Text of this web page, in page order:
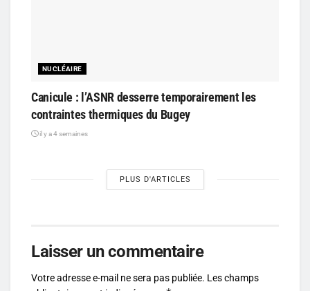
NUCLÉAIRE
Canicule : l’ASNR desserre temporairement les
contraintes thermiques du Bugey
il y a 4 semaines
PLUS D'ARTICLES
Laisser un commentaire
Votre adresse e-mail ne sera pas publiée. Les champs